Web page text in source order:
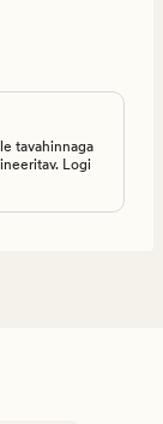
tavahinnaga
Logi